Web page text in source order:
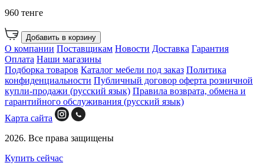
960 тенге
Добавить в корзину
О компании Поставщикам Новости Доставка Гарантия
Оплата Наши магазины
Подборка товаров Каталог мебели под заказ Политика
конфиденциальности Публичный договор оферта розничной
купли-продажи (русский язык) Правила возврата, обмена и
гарантийного обслуживания (русский язык)
Карта сайта
2026. Все права защищены
Купить сейчас